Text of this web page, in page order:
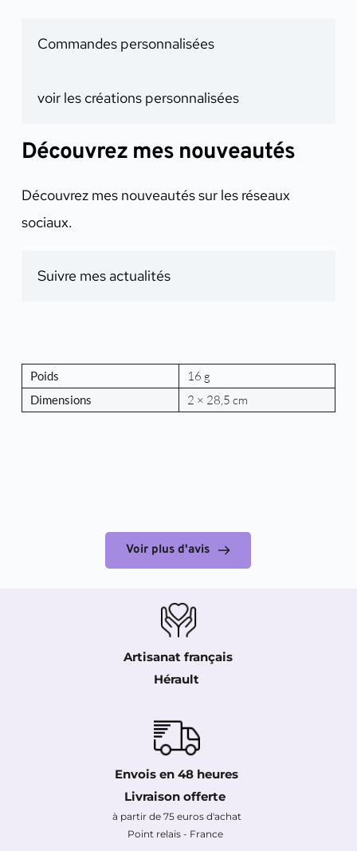
Commandes personnalisées
voir les créations personnalisées
Découvrez mes nouveautés
Découvrez mes nouveautés sur les réseaux
sociaux.
Suivre mes actualités
Poids 16 g
Dimensions 2 × 28,5 cm
Voir plus d'avis
Artisanat français
Hérault
Envois en 48 heures
Livraison offerte
à partir de 75 euros d'achat
Point relais - France